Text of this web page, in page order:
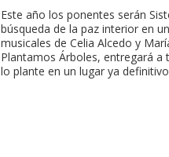
Este año los ponentes serán
búsqueda de la paz interior en
musicales de Celia Alcedo y
Plantamos Árboles, entregará
lo plante en un lugar ya